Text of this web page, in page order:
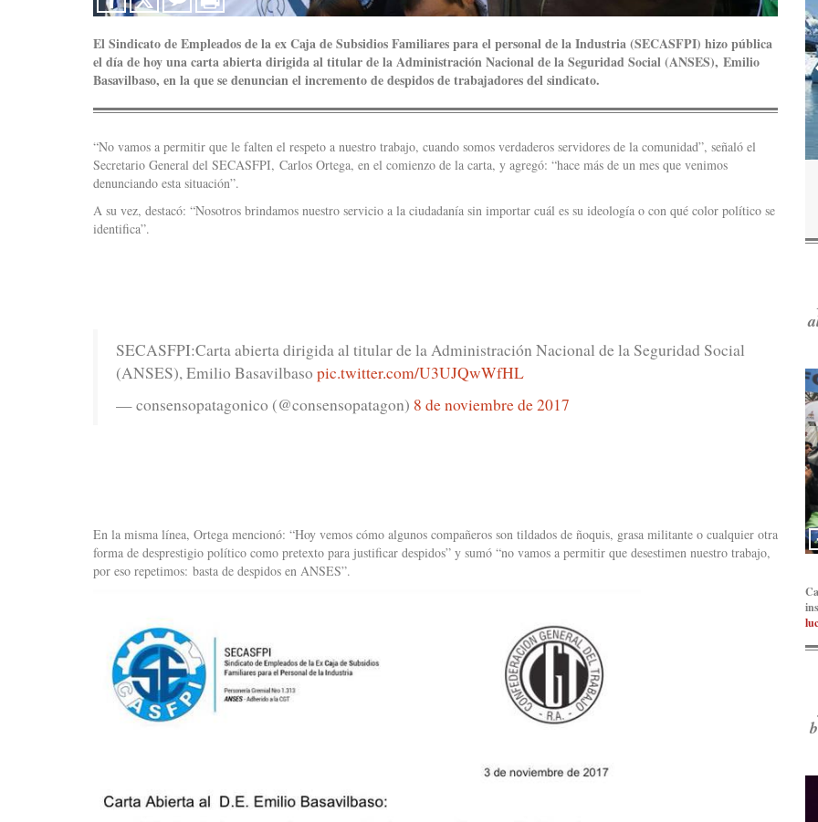
El Sindicato de Empleados de la ex Caja de Subsidios Familiares para el personal de la Industria (SECASFPI) hizo pública
el día de hoy una carta abierta dirigida al titular de la Administración Nacional de la Seguridad Social (ANSES), Emilio
Basavilbaso, en la que se denuncian el incremento de despidos de trabajadores del sindicato.
“No vamos a permitir que le falten el respeto a nuestro trabajo, cuando somos verdaderos servidores de la comunidad”, señaló el
Secretario General del SECASFPI, Carlos Ortega, en el comienzo de la carta, y agregó: “hace más de un mes que venimos
denunciando esta situación”.
A su vez, destacó: “Nosotros brindamos nuestro servicio a la ciudadanía sin importar cuál es su ideología o con qué color político se
identifica”.
SECASFPI:Carta abierta dirigida al titular de la Administración Nacional de la Seguridad Social
(ANSES), Emilio Basavilbaso pic.twitter.com/U3UJQwWfHL
— consensopatagonico (@consensopatagon) 8 de noviembre de 2017
En la misma línea, Ortega mencionó: “Hoy vemos cómo algunos compañeros son tildados de ñoquis, grasa militante o cualquier otra
forma de desprestigio político como pretexto para justificar despidos” y sumó “no vamos a permitir que desestimen nuestro trabajo,
por eso repetimos: basta de despidos en ANSES”.